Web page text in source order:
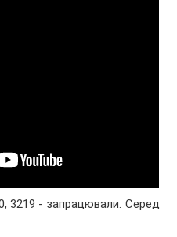
3219 - запрацювали. Серед